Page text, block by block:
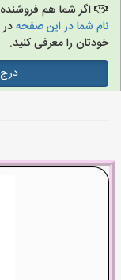
اگر شما هم
نام شما در این صفحه
خودتان را معرفی کنید.